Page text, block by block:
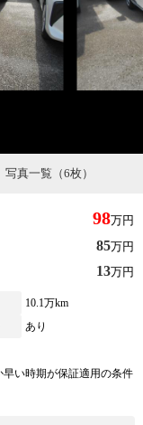
写真一覧（6枚）
98万円
85万円
13万円
10.1万km
あり
い時期が保証適用の条件